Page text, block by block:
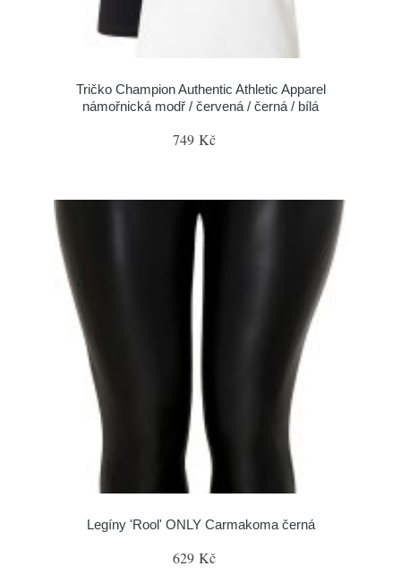
Tričko Champion Authentic Athletic Apparel
námořnická modř / červená / černá / bílá
749 Kč
Legíny 'Rool' ONLY Carmakoma černá
629 Kč